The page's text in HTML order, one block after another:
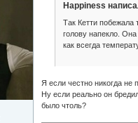
Happiness
Так Кетти побежала
голову напекло.
как всегда
Я если честно никогда не
Ну если реально он
было чтоль?